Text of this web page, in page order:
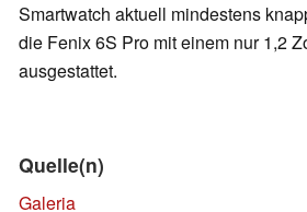
Smartwatch aktuell mindestens
die Fenix 6S Pro mit einem nur 1,2
ausgestattet.
Quelle(n)
Galeria